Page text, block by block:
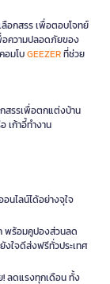
อกสรร เพื่อตอบโจทย์
อความปลอดภัยของ
อมโบGEEZERที่ช่วย
สรรเพื่อตกแต่งบ้าน
เก้าอี้ทำงาน
นไลน์ได้อย่างจุใจ
พร้อมคูปองส่วนลด
งใจดีส่งฟรีทั่วประเทศ
! ลดแรงทุกเดือน ทั้ง